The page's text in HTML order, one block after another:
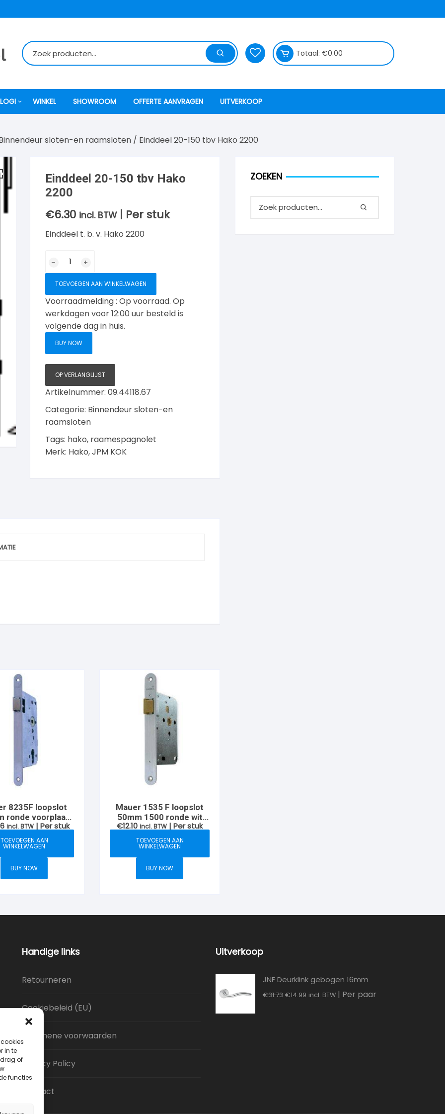
in te
of
functies
Totaal: €0.00
WINKEL SHOWROOM OFFERTE AANVRAGEN UITVERKOOP
sloten-en raamsloten / Einddeel 20-150 tbv Hako 2200
Einddeel 20-150 tbv Hako
2200
€6.30 incl. BTW | Per stuk
Einddeel t. b. v. Hako 2200
150
Hako
2200
aantal
TOEVOEGEN AAN WINKELWAGEN
Voorraadmelding : Op voorraad. Op
werkdagen voor 12:00 uur besteld is
volgende dag in huis.
BUY NOW
OP VERLANGLIJST
Artikelnummer:09.44118.67
Categorie: Binnendeur sloten-en
raamsloten
Tags: hako, raamespagnolet
Merk: Hako,JPM KOK
8235F loopslot
ronde voorplaat
din LH
incl. BTW | Per stuk
TOEVOEGEN AAN
WINKELWAGEN
BUY NOW
Mauer 1535 F loopslot
50mm 1500 ronde wit
gelakte voorplaat
€12.10 incl. BTW | Per stuk
TOEVOEGEN AAN
WINKELWAGEN
BUY NOW
ZOEKEN
Handige links
Retourneren
Cookiebeleid (EU)
Algemene voorwaarden
Privacy Policy
Contact
Uitverkoop
JNF Deurklink gebogen 16mm
€31.73 Oorspronkelijke
€14.99Huidige
incl. BTW | Per paar